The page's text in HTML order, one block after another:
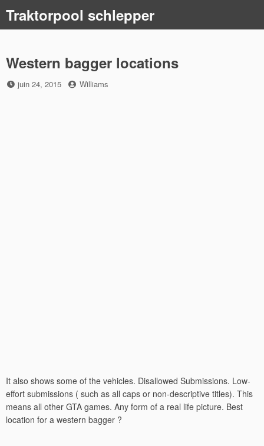
content
Traktorpool schlepper
Western bagger locations
Posted
juin 24, 2015 by
Williams
It also shows some of the vehicles. Disallowed Submissions. Low-
effort submissions ( such as all caps or non-descriptive titles). This
means all other GTA games. Any form of a real life picture. Best
location for a western bagger ?